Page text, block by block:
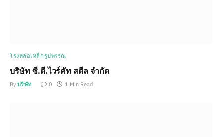
โรงหล่อเหล็กรูปพรรณ
บริษัท ซี.ดี.ไวร์คัท สตีล จำกัด
By บริษัท 0 1 Min Read